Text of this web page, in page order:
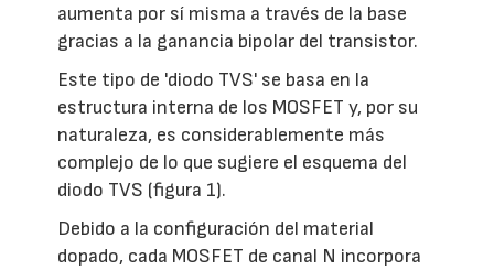
aumenta por sí misma a través de la base
gracias a la ganancia bipolar del transistor.
Este tipo de 'diodo TVS' se basa en la
estructura interna de los MOSFET y, por su
naturaleza, es considerablemente más
complejo de lo que sugiere el esquema del
diodo TVS (figura 1).
Debido a la configuración del material
dopado, cada MOSFET de canal N incorpora